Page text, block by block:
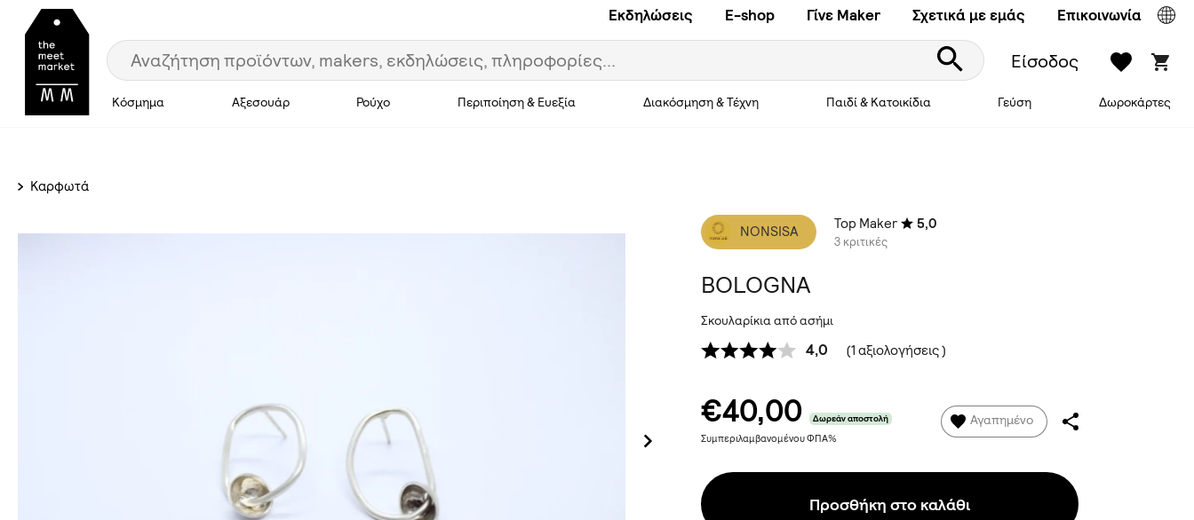
Εκδηλώσεις E-shop Γίνε Maker Σχετικά με εμάς Επικοινωνία
Είσοδος
Κόσμημα Αξεσουάρ Ρούχο Περιποίηση & Ευεξία Διακόσμηση & Τέχνη Παιδί & Κατοικίδια Γεύση Δωροκάρτες
Καρφωτά
NONSISA Top Maker 5,0
3 κριτικές
BOLOGNA
Σκουλαρίκια από ασήμι
4,0 (1 αξιολογήσεις )
€40,00 Δωρεάν αποστολή
Συμπεριλαμβανομένου ΦΠΑ%
Αγαπημένο
Προσθήκη στο καλάθι